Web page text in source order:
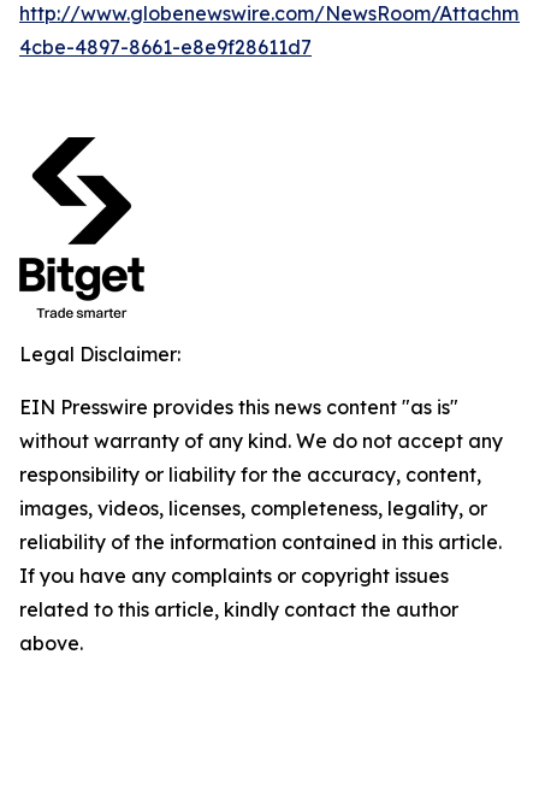
http://www.globenewswire.com/NewsRoom/
4cbe-4897-8661-e8e9f28611d7
Legal Disclaimer:
EIN Presswire provides this news content "as is"
without warranty of any kind. We do not accept any
responsibility or liability for the accuracy, content,
images, videos, licenses, completeness, legality, or
reliability of the information contained in this article.
If you have any complaints or copyright issues
related to this article, kindly contact the author
above.